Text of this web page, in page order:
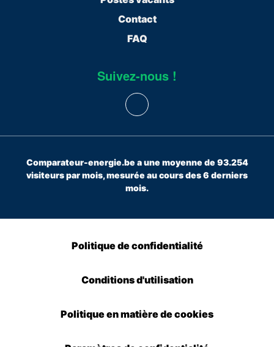
Contact
FAQ
Suivez-nous !
Comparateur-energie.be a une moyenne de 93.254
visiteurs par mois, mesurée au cours des 6 derniers
mois.
Politique de confidentialité
Conditions d'utilisation
Politique en matière de cookies